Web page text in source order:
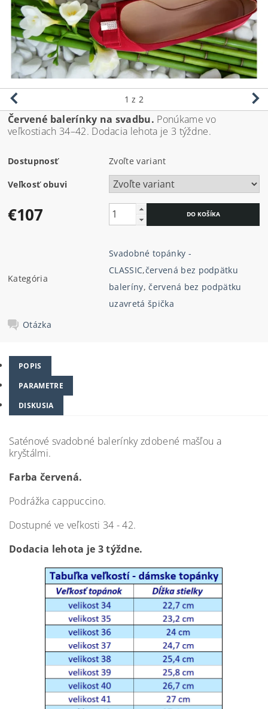
1 z 2
Červené balerínky na svadbu. Ponúkame vo
veľkostiach 34–42. Dodacia lehota je 3 týždne.
Dostupnosť Zvoľte variant
Veľkosť obuvi
€107
Kategória
Svadobné topánky -
CLASSIC,červená bez podpätku
baleríny,červená bez podpätku
uzavretá špička
Otázka
POPIS
PARAMETRE
DISKUSIA
Saténové svadobné balerínky zdobené mašľou a
kryštálmi.
Farba červená.
Podrážka cappuccino.
Dostupné ve veľkosti 34 - 42.
Dodacia lehota je 3 týždne.